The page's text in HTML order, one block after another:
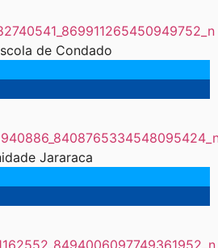
de Condado
Jararaca